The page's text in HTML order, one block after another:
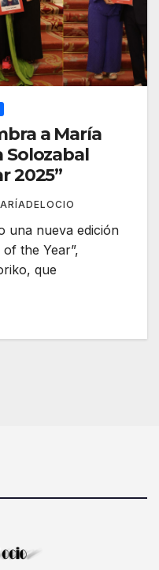
a María
Solozabal
2025”
una nueva edición
the Year”,
que